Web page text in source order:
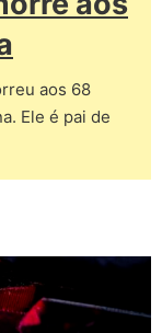
aos 68
Ele é pai de